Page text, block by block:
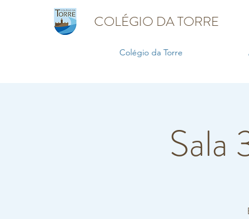
COLÉGIO DA TORRE
Colégio da Torre
Sala